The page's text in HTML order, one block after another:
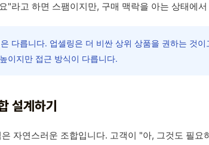
"라고 하면 스팸이지만, 구매 맥락을 아는 상태에
다릅니다. 업셀링은 더 비싼 상위 상품을 권하는 것
이지만 접근 방식이 다릅니다.
설계하기
자연스러운 조합입니다. 고객이 "아, 그것도 필